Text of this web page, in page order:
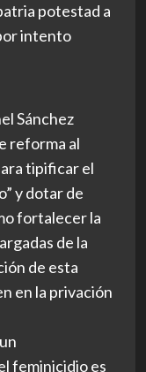
potestad a
intento
Sánchez
reforma al
tipificar el
y dotar de
fortalecer la
de la
de esta
en la privación
feminicidio es